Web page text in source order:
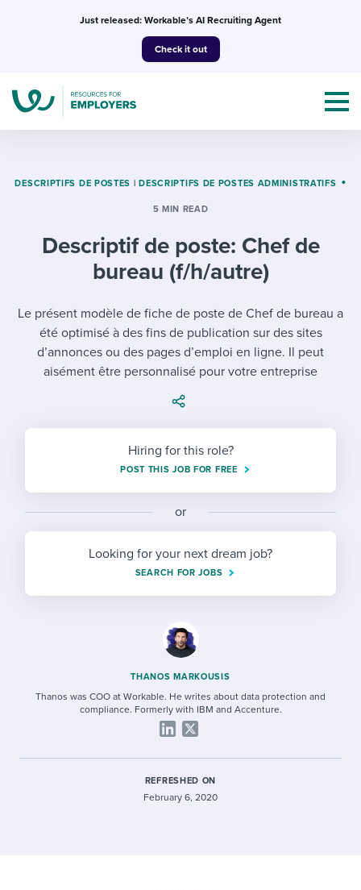
Just released: Workable’s AI Recruiting Agent
Check it out
Mobilizing AI in my work
Evaluating candidates
Working together with others
Developing & retaining people
Ensuring compliance
Finding and attracting people
Candidate/employee experiences
Templates & Guides
I WANT...
Job description templates
Interview question templates
Onboarding checklists
Step-by-step tutorials
HR terms
I WANT TO LEARN ABOUT...
Applying for a job
Pay & benefits
Career development
Overall career resources
Attend webinars & events
Workable customer stories
Explore Workable
DESCRIPTIFS DE POSTES | DESCRIPTIFS DE POSTES ADMINISTRATIFS
5 MIN READ
Descriptif de poste: Chef de
bureau (f/h/autre)
Le présent modèle de fiche de poste de Chef de bureau a
été optimisé à des fins de publication sur des sites
d’annonces ou des pages d’emploi en ligne. Il peut
aisément être personnalisé pour votre entreprise
Hiring for this role?
POST THIS JOB FOR FREE
or
Looking for your next dream job?
SEARCH FOR JOBS
THANOS MARKOUSIS
Thanos was COO at Workable. He writes about data protection and
compliance. Formerly with IBM and Accenture.
REFRESHED ON
February 6, 2020